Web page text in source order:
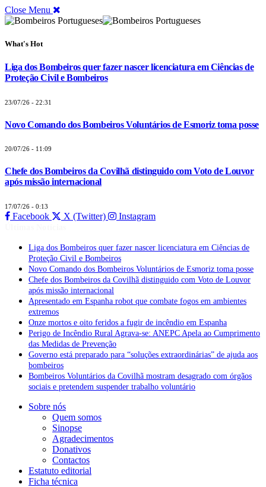
Close Menu
What's Hot
Liga dos Bombeiros quer fazer nascer licenciatura em Ciências de
Proteção Civil e Bombeiros
23/07/26 - 22:31
Novo Comando dos Bombeiros Voluntários de Esmoriz toma posse
20/07/26 - 11:09
Chefe dos Bombeiros da Covilhã distinguido com Voto de Louvor
após missão internacional
17/07/26 - 0:13
Facebook X (Twitter) Instagram
Liga dos Bombeiros quer fazer nascer licenciatura em Ciências de
Proteção Civil e Bombeiros
Novo Comando dos Bombeiros Voluntários de Esmoriz toma posse
Chefe dos Bombeiros da Covilhã distinguido com Voto de Louvor
após missão internacional
Apresentado em Espanha robot que combate fogos em ambientes
extremos
Onze mortos e oito feridos a fugir de incêndio em Espanha
Perigo de Incêndio Rural Agrava-se: ANEPC Apela ao Cumprimento
das Medidas de Prevenção
Governo está preparado para “soluções extraordinárias” de ajuda aos
bombeiros
Bombeiros Voluntários da Covilhã mostram desagrado com órgãos
sociais e pretendem suspender trabalho voluntário
Sobre nós
Quem somos
Sinopse
Agradecimentos
Donativos
Contactos
Estatuto editorial
Ficha técnica